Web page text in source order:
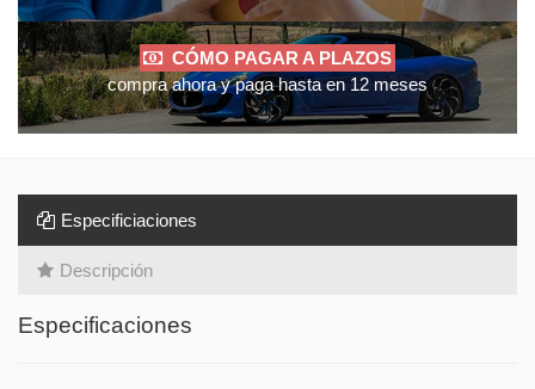
CÓMO PAGAR A PLAZOS
compra ahora y paga hasta en 12 meses
Especificiaciones
Descripción
Especificaciones